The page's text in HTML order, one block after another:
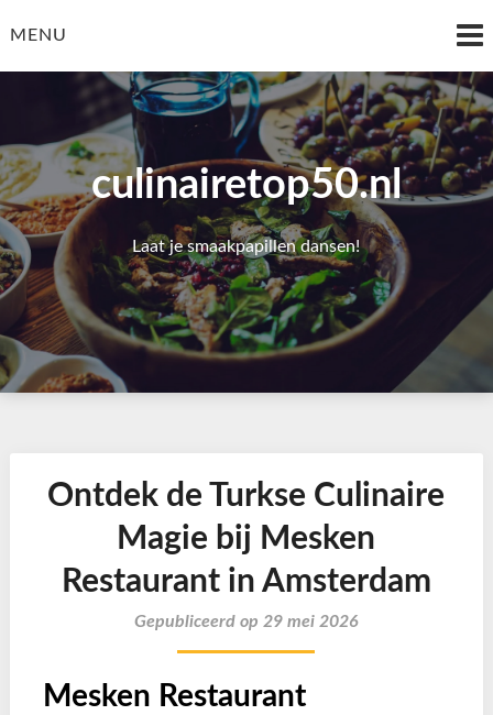
toMENU
culinairetop50.nl
Laat je smaakpapillen dansen!
Ontdek de Turkse Culinaire
Magie bij Mesken
Restaurant in Amsterdam
Gepubliceerd op 29 mei 2026
Mesken Restaurant